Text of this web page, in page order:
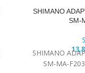
SHIMANO
SM-
SHIMANO
SM-MA-